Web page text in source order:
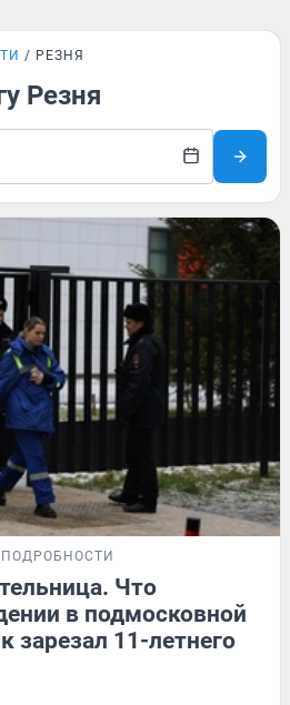
РЕЗНЯ
Резня
ПОДРОБНОСТИ
Что
в подмосковной
зарезал 11-летнего